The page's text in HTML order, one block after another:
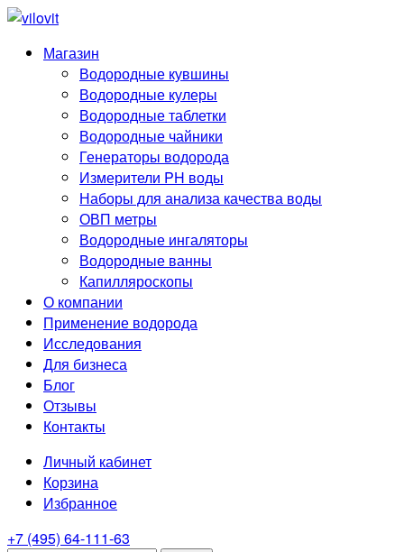
Магазин
Водородные кувшины
Водородные кулеры
Водородные таблетки
Водородные чайники
Генераторы водорода
Измерители PH воды
Наборы для анализа качества воды
ОВП метры
Водородные ингаляторы
Водородные ванны
Капилляроскопы
О компании
Применение водорода
Исследования
Для бизнеса
Блог
Отзывы
Контакты
Личный кабинет
Корзина
Избранное
+7 (495) 64-111-63